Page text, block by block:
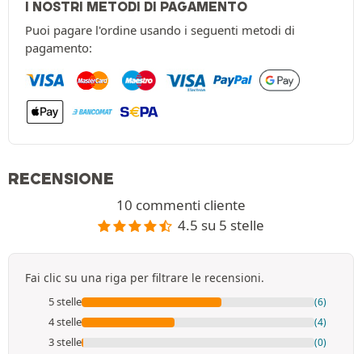
I NOSTRI METODI DI PAGAMENTO
Puoi pagare l'ordine usando i seguenti metodi di
pagamento:
RECENSIONE
10 commenti cliente
4.5 su 5 stelle
Fai clic su una riga per filtrare le recensioni.
5 stelle (6)
4 stelle (4)
3 stelle (0)